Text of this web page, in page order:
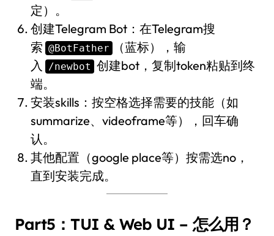
定）。
创建Telegram Bot：在Telegram搜
索 @BotFather （蓝标），输
入
/newbot 创建bot，复制token粘贴到终
端。
安装skills：按空格选择需要的技能（如
summarize、videoframe等），回车确
认。
其他配置（google place等）按需选no，
直到安装完成。
Part5：TUI & Web UI – 怎么用？